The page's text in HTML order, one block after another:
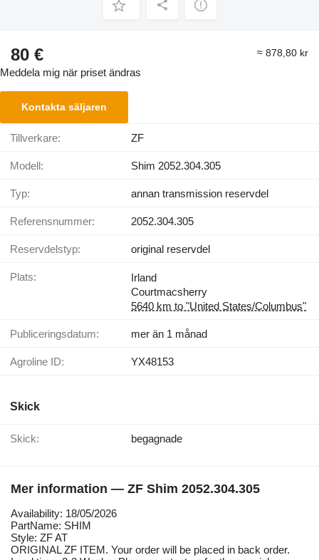
80 € ≈ 878,80 kr
Meddela mig när priset ändras
Kontakta säljaren
Tillverkare: ZF
Modell: Shim 2052.304.305
Typ: annan transmission reservdel
Referensnummer: 2052.304.305
Reservdelstyp: original reservdel
Plats:
Irland
Courtmacsherry
5640 km to "United States/Columbus"
Publiceringsdatum: mer än 1 månad
Agroline ID: YX48153
Skick
Skick: begagnade
Mer information — ZF Shim 2052.304.305
Availability: 18/05/2026
PartName: SHIM
Style: ZF AT
ORIGINAL ZF ITEM. Your order will be placed in back order.